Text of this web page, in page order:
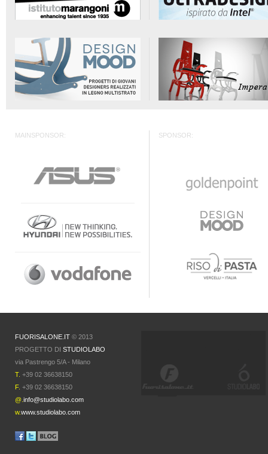
MAINSPONSOR: SPONSOR:
FUORISALONE.IT © 2013
PROGETTO DI STUDIOLABO
via Pastrengo 5/A - Milano
T. +39 02 36638150
F. +39 02 36638150
@. info@studiolabo.com
w.www.studiolabo.com